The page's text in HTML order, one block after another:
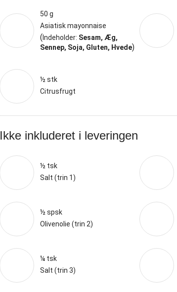
50 g
Asiatisk mayonnaise
(Indeholder: Sesam, Æg,
Sennep, Soja, Gluten, Hvede)
½ stk
Citrusfrugt
Ikke inkluderet i leveringen
½ tsk
Salt (trin 1)
½ spsk
Olivenolie (trin 2)
¼ tsk
Salt (trin 3)